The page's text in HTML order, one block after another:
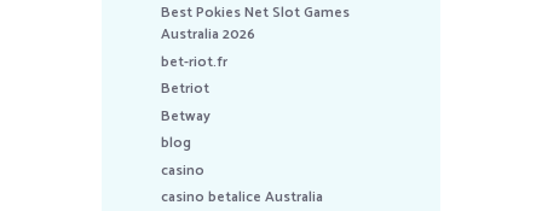
Best Pokies Net Slot Games
Australia 2026
bet-riot.fr
Betriot
Betway
blog
casino
casino betalice Australia